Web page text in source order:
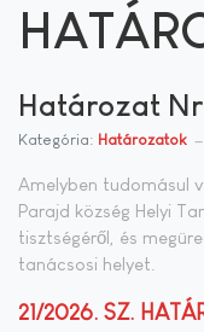
Határozat
Kategória: Határozatok
Amelyben tudomásul
Parajd község Helyi
tisztségéről, és
tanácsosi helyet.
21/2026. SZ.